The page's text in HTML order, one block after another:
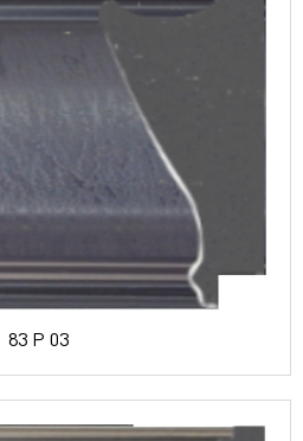
83 P 03